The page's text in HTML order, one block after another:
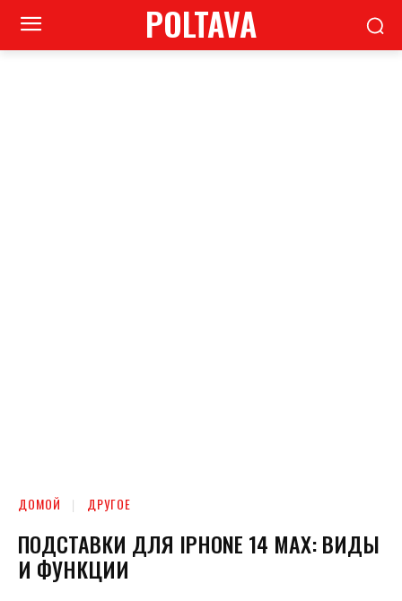
POLTAVA
ДОМОЙ ДРУГОЕ
ПОДСТАВКИ ДЛЯ IPHONE 14 MAX: ВИДЫ
И ФУНКЦИИ